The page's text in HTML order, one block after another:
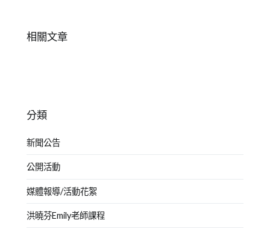
上
心,
讀,
演
演
競
相關文章
分類
新聞公告
公開活動
媒體報導/活動花絮
洪曉芬Emily老師課程